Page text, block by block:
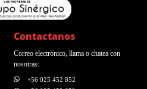
Contactanos
Correo electrónico, llama o chatea con
nosotras:
+56 025 452 852